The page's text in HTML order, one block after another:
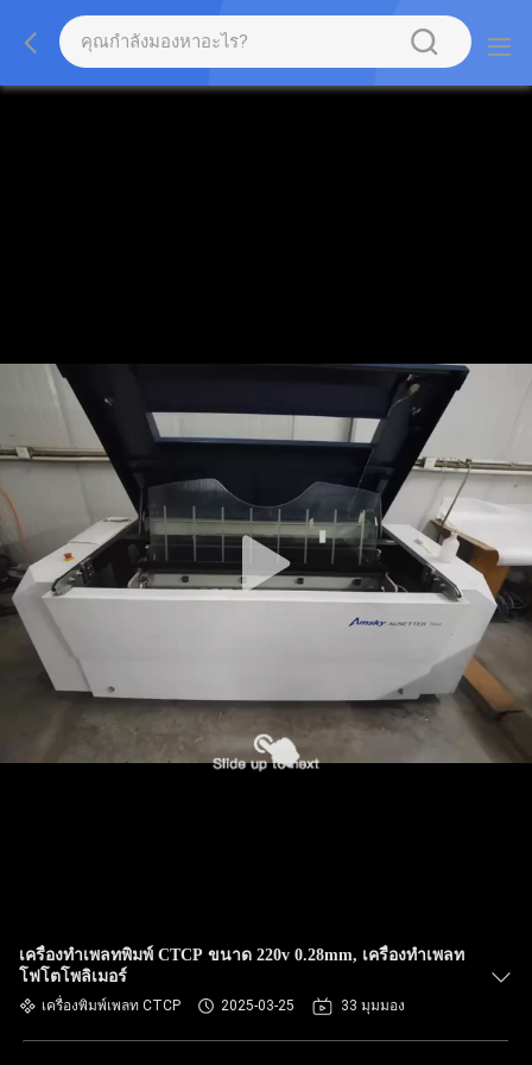
เครื่องทำเพลทพิมพ์ CTCP ขนาด 220v 0.28mm, เครื่องทำเพลท
โฟโตโพลิเมอร์
เครื่องพิมพ์เพลท CTCP 2025-03-25 33 มุมมอง